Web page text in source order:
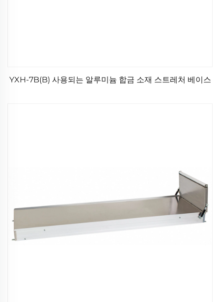
YXH-7B(B) 사용되는 알루미늄 합금 소재 스트레처 베이스